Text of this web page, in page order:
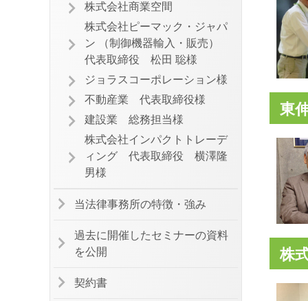
東
株
株式会社商業空間
株式会社ピーマック・ジャパ
ン （制御機器輸入・販売）
代表取締役 松田 聡様
ジョラスコーポレーション様
不動産業 代表取締役様
建設業 総務担当様
株式会社インパクトトレーデ
ィング 代表取締役 横澤隆
男様
当法律事務所の特徴・強み
過去に開催したセミナーの資料
を公開
契約書